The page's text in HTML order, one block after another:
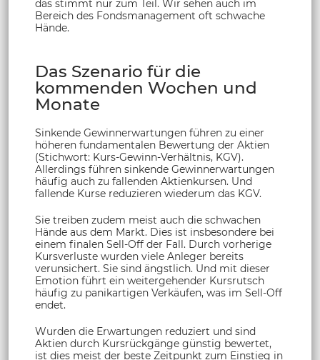
das stimmt nur zum Teil. Wir sehen auch im
Bereich des Fondsmanagement oft schwache
Hände.
Das Szenario für die
kommenden Wochen und
Monate
Sinkende Gewinnerwartungen führen zu einer
höheren fundamentalen Bewertung der Aktien
(Stichwort: Kurs-Gewinn-Verhältnis, KGV).
Allerdings führen sinkende Gewinnerwartungen
häufig auch zu fallenden Aktienkursen. Und
fallende Kurse reduzieren wiederum das KGV.
Sie treiben zudem meist auch die schwachen
Hände aus dem Markt. Dies ist insbesondere bei
einem finalen Sell-Off der Fall. Durch vorherige
Kursverluste wurden viele Anleger bereits
verunsichert. Sie sind ängstlich. Und mit dieser
Emotion führt ein weitergehender Kursrutsch
häufig zu panikartigen Verkäufen, was im Sell-Off
endet.
Wurden die Erwartungen reduziert und sind
Aktien durch Kursrückgänge günstig bewertet,
ist dies meist der beste Zeitpunkt zum Einstieg in